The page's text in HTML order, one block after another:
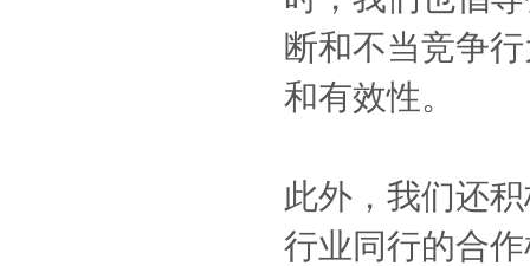
断和不当竞争
和有效性。
此外，我们还
行业同行的合